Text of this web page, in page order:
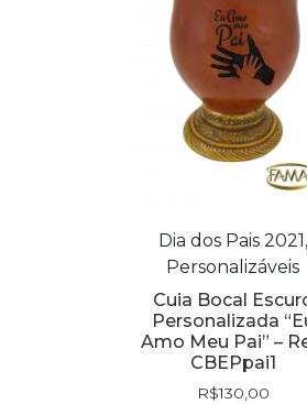
Dia dos Pais 2021,
Personalizáveis
Cuia Bocal
Personalizada
Amo Meu Pai” –
CBEPpai1
R$130,00